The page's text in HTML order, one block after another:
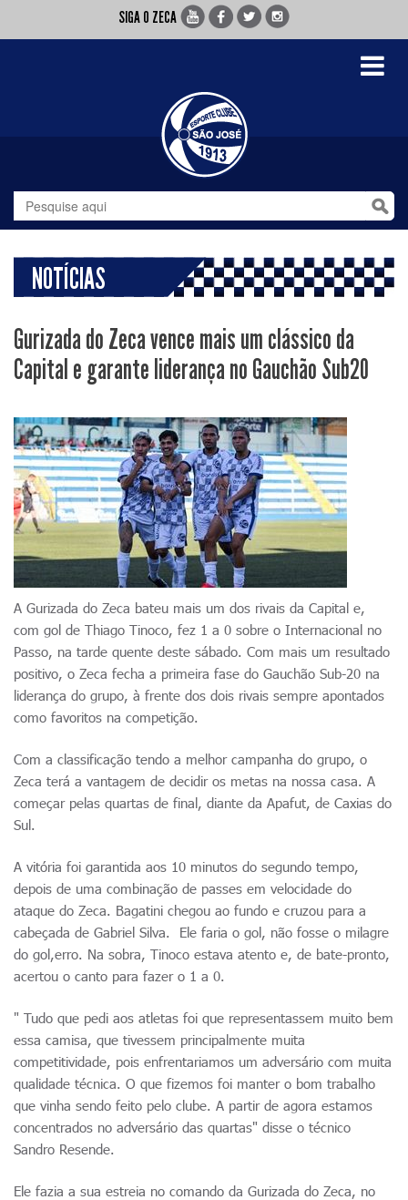
SIGA O ZECA
Toggle
NOTÍCIAS
Gurizada do Zeca vence mais um clássico da
Capital e garante liderança no Gauchão Sub20
A Gurizada do Zeca bateu mais um dos rivais da Capital e,
com gol de Thiago Tinoco, fez 1 a 0 sobre o Internacional no
Passo, na tarde quente deste sábado. Com mais um resultado
positivo, o Zeca fecha a primeira fase do Gauchão Sub-20 na
liderança do grupo, à frente dos dois rivais sempre apontados
como favoritos na competição.
Com a classificação tendo a melhor campanha do grupo, o
Zeca terá a vantagem de decidir os metas na nossa casa. A
começar pelas quartas de final, diante da Apafut, de Caxias do
Sul.
A vitória foi garantida aos 10 minutos do segundo tempo,
depois de uma combinação de passes em velocidade do
ataque do Zeca. Bagatini chegou ao fundo e cruzou para a
cabeçada de Gabriel Silva. Ele faria o gol, não fosse o milagre
do gol,erro. Na sobra, Tinoco estava atento e, de bate-pronto,
acertou o canto para fazer o 1 a 0.
" Tudo que pedi aos atletas foi que representassem muito bem
essa camisa, que tivessem principalmente muita
competitividade, pois enfrentariamos um adversário com muita
qualidade técnica. O que fizemos foi manter o bom trabalho
que vinha sendo feito pelo clube. A partir de agora estamos
concentrados no adversário das quartas" disse o técnico
Sandro Resende.
Ele fazia a sua estreia no comando da Gurizada do Zeca, no